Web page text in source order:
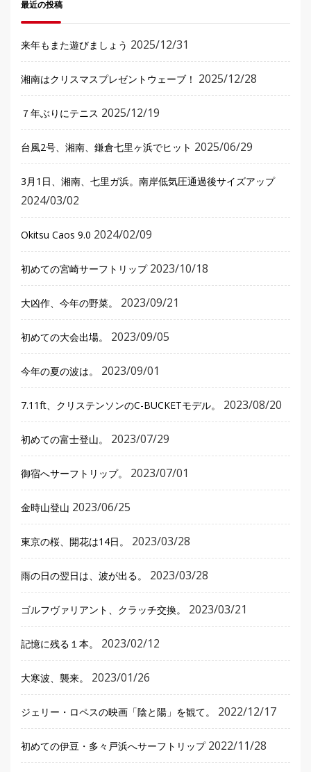
最近の投稿
来年もまた遊びましょう 2025/12/31
湘南はクリスマスプレゼントウェーブ！ 2025/12/28
７年ぶりにテニス 2025/12/19
台風2号、湘南、鎌倉七里ヶ浜でヒット 2025/06/29
3月1日、湘南、七里ガ浜。南岸低気圧通過後サイズアップ
2024/03/02
Okitsu Caos 9.0 2024/02/09
初めての宮崎サーフトリップ 2023/10/18
大凶作、今年の野菜。 2023/09/21
初めての大会出場。 2023/09/05
今年の夏の波は。 2023/09/01
7.11ft、クリステンソンのC-BUCKETモデル。 2023/08/20
初めての富士登山。 2023/07/29
御宿へサーフトリップ。 2023/07/01
金時山登山 2023/06/25
東京の桜、開花は14日。 2023/03/28
雨の日の翌日は、波が出る。 2023/03/28
ゴルフヴァリアント、クラッチ交換。 2023/03/21
記憶に残る１本。 2023/02/12
大寒波、襲来。 2023/01/26
ジェリー・ロペスの映画「陰と陽」を観て。 2022/12/17
初めての伊豆・多々戸浜へサーフトリップ 2022/11/28